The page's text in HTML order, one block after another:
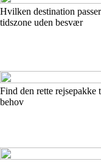
Hvilken destination
tidszone uden besvær
Find den rette
behov